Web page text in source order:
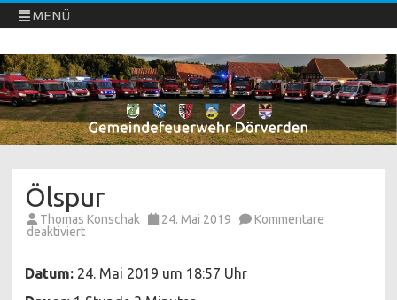
MENÜ
Freiwillige Feuerwehren Dörverden
Direkt
zum
Inhalt
springen
Ölspur
Thomas Konschak 24. Mai 2019
Kommentare
deaktiviertfür
Datum: 24. Mai 2019 um 18:57 Uhr